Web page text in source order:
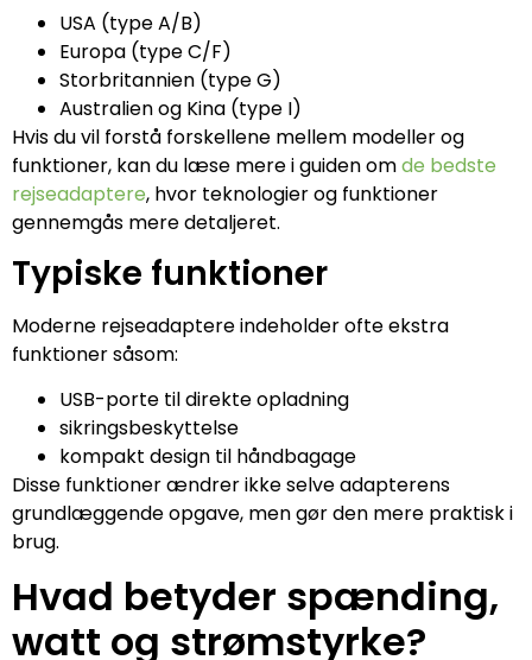
USA (type A/B)
Europa (type C/F)
Storbritannien (type G)
Australien og Kina (type I)
Hvis du vil forstå forskellene mellem modeller og
funktioner, kan du læse mere i guiden omde bedste
rejseadaptere, hvor teknologier og funktioner
gennemgås mere detaljeret.
Typiske funktioner
Moderne rejseadaptere indeholder ofte ekstra
funktioner såsom:
USB-porte til direkte opladning
sikringsbeskyttelse
kompakt design til håndbagage
Disse funktioner ændrer ikke selve adapterens
grundlæggende opgave, men gør den mere praktisk i
brug.
Hvad betyder spænding,
watt og strømstyrke?